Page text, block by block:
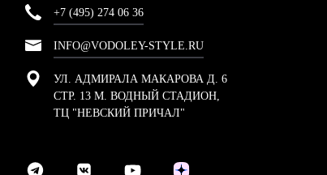
+7 (495) 274 06 36
INFO@VODOLEY-STYLE.RU
УЛ. АДМИРАЛА МАКАРОВА Д. 6
СТР. 13 М. ВОДНЫЙ СТАДИОН,
ТЦ "НЕВСКИЙ ПРИЧАЛ"